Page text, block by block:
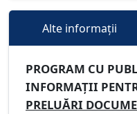
Alte informații
PROGRAM CU
INFORMAȚII
PRELUĂRI